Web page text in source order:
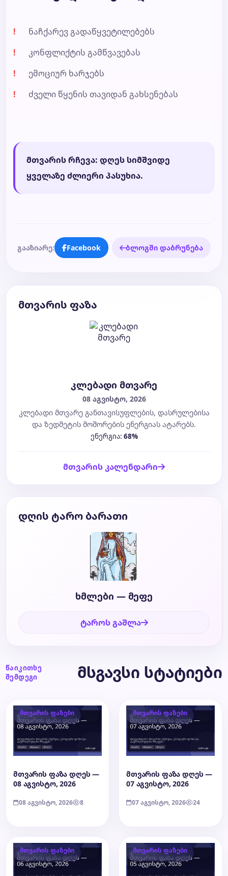
ნაჩქარევ გადაწყვეტილებებს
კონფლიქტის გამწვავებას
ემოციურ ხარჯებს
ძველი წყენის თავიდან გახსენებას
მთვარის რჩევა: დღეს სიმშვიდე
ყველაზე ძლიერი პასუხია.
გააზიარე: Facebook ბლოგში დაბრუნება
მთვარის ფაზა
კლებადი მთვარე
08 აგვისტო, 2026
კლებადი მთვარე განთავისუფლების, დასრულებისა
და ზედმეტის მოშორების ენერგიას ატარებს.
ენერგია: 68%
მთვარის კალენდარი
დღის ტარო ბარათი
ხმლები — მეფე
ტაროს გაშლა
წაიკითხე
შემდეგი
მსგავსი სტატიები
მთვარის ფაზები
მთვარის ფაზა დღეს —
08 აგვისტო, 2026
08 აგვისტო, 2026 8
მთვარის ფაზები
მთვარის ფაზა დღეს —
07 აგვისტო, 2026
07 აგვისტო, 2026 24
მთვარის ფაზები მთვარის ფაზები